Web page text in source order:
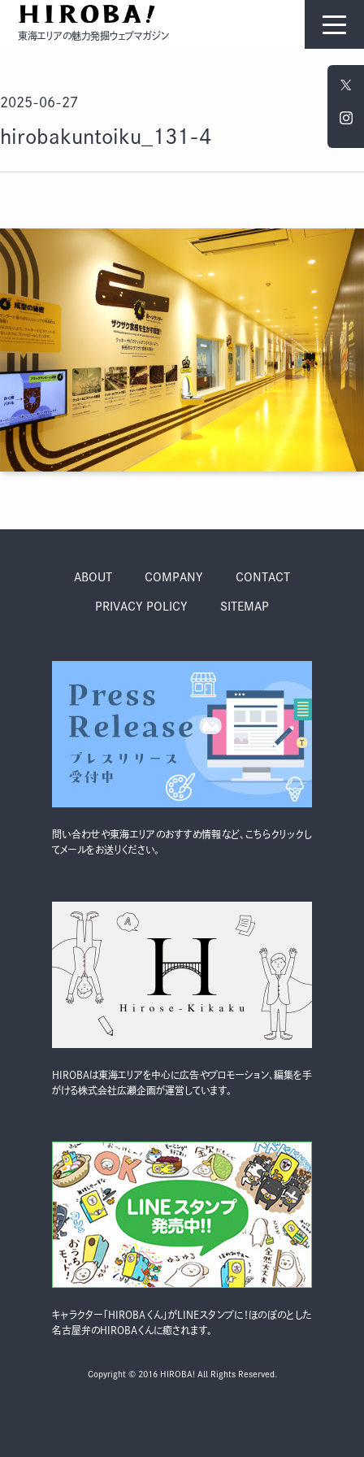
東海エリアの魅力発掘ウェブマガジン
コンテンツ
モノ
季節・まち まち・スポット
グルメ・まち イベント
お問い合わせ
検索する
CLOSE
2025-06-27
hirobakuntoiku_131-4
ABOUT COMPANY CONTACT
PRIVACY POLICY SITEMAP
問い合わせや東海エリアのおすすめ情報など、こちらクリックし
てメールをお送りください。
HIROBAは東海エリアを中心に広告やプロモーション、編集を手
がける株式会社広瀬企画が運営しています。
キャラクター「HIROBAくん」がLINEスタンプに！ほのぼのとした
名古屋弁のHIROBAくんに癒されます。
Copyright © 2016 HIROBA! All Rights Reserved.